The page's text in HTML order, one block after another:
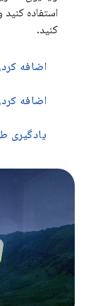
استفاده
کنید.
اضافه
اضافه
یادگیری